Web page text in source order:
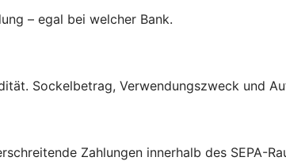
– egal bei welcher Bank.
Sockelbetrag, Verwendungszweck und
Zahlungen innerhalb des SEPA-